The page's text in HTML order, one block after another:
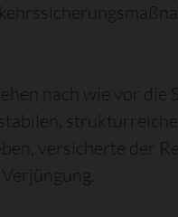
nach wie vor die
versicherte der